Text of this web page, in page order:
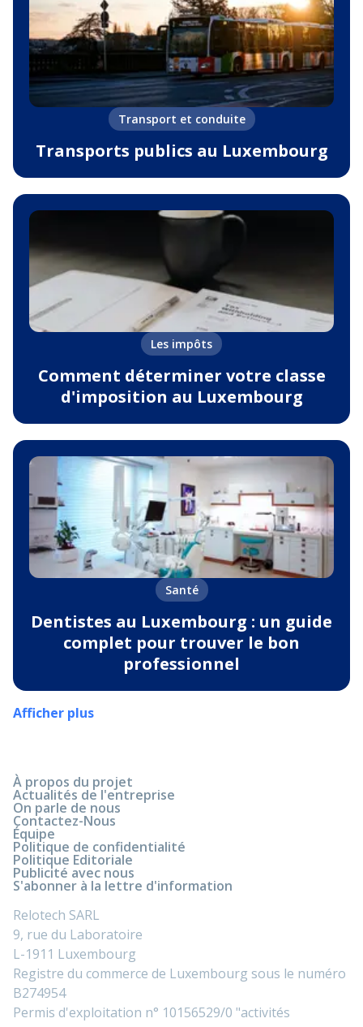
Transport et conduite
Transports publics au Luxembourg
Les impôts
Comment déterminer votre classe
d'imposition au Luxembourg
Santé
Dentistes au Luxembourg : un guide
complet pour trouver le bon
professionnel
Afficher plus
À propos du projet
Actualités de l'entreprise
On parle de nous
Contactez-Nous
Équipe
Politique de confidentialité
Politique Editoriale
Publicité avec nous
S'abonner à la lettre d'information
Relotech SARL
9, rue du Laboratoire
L-1911 Luxembourg
Registre du commerce de Luxembourg sous le numéro
B274954
Permis d'exploitation n° 10156529/0 "activités